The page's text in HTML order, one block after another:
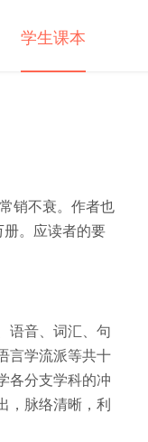
学生课本
销不衰。作者也
。应读者的要
语音、词汇、句
言学流派等共十
各分支学科的冲
，脉络清晰，利